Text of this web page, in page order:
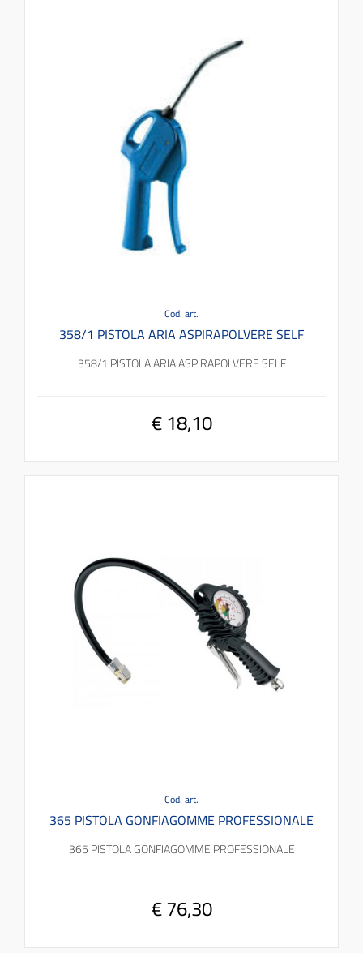
Cod. art.
358/1 PISTOLA ARIA ASPIRAPOLVERE SELF
358/1 PISTOLA ARIA ASPIRAPOLVERE SELF
€ 18,10
Cod. art.
365 PISTOLA GONFIAGOMME PROFESSIONALE
365 PISTOLA GONFIAGOMME PROFESSIONALE
€ 76,30